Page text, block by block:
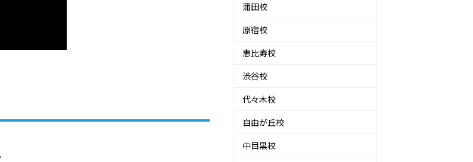
蒲田校
原宿校
恵比寿校
渋谷校
代々木校
自由が丘校
中目黒校